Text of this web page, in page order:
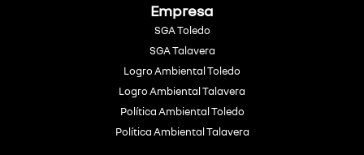
Empresa
SGA Toledo
SGA Talavera
Logro Ambiental Toledo
Logro Ambiental Talavera
Política Ambiental Toledo
Política Ambiental Talavera